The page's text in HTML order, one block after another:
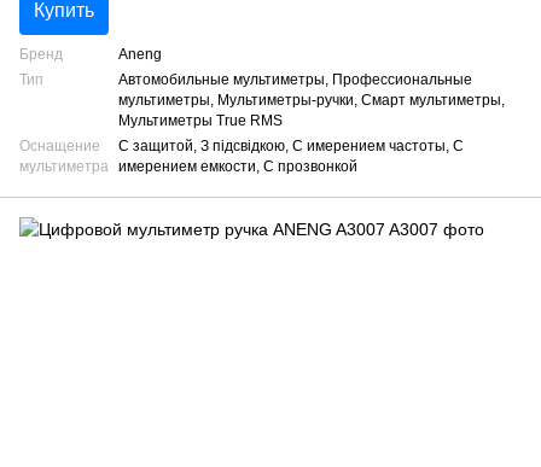
Купить
Бренд
Aneng
Тип
Автомобильные мультиметры, Профессиональные
мультиметры, Мультиметры-ручки, Смарт мультиметры,
Мультиметры True RMS
Оснащение
мультиметра
С защитой, З підсвідкою, С имерением частоты, С
имерением емкости, С прозвонкой